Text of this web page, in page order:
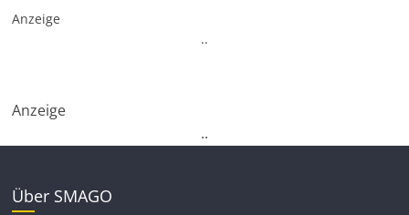
Anzeige
..
Anzeige
..
Über SMAGO